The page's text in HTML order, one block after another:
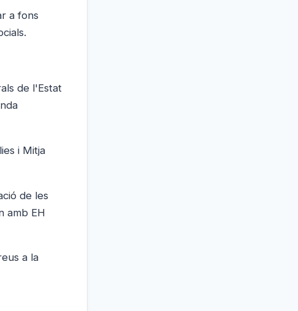
a fons
de l'Estat
i Mitja
de les
amb EH
a la